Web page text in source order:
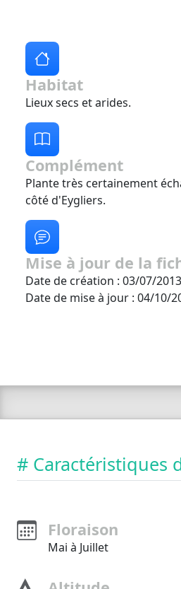
Habitat
Lieux secs et arides.
Complément
Plante très certainement
côté d'Eygliers.
Mise à jour de la
Date de création : 03/07/2013
Date de mise à jour : 04/10/
# Caractéristiques
Floraison
Mai à Juillet